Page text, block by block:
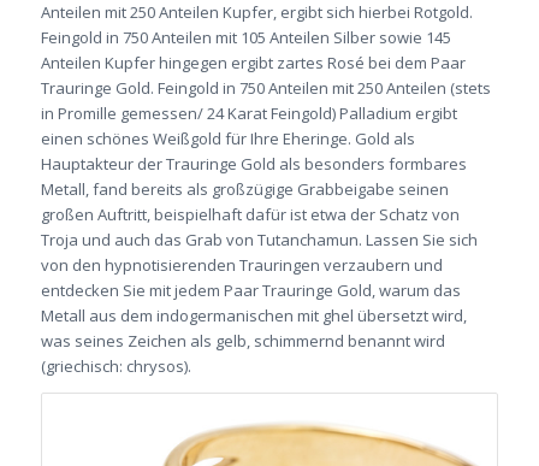
Anteilen mit 250 Anteilen Kupfer, ergibt sich hierbei Rotgold.
Feingold in 750 Anteilen mit 105 Anteilen Silber sowie 145
Anteilen Kupfer hingegen ergibt zartes Rosé bei dem Paar
Trauringe Gold. Feingold in 750 Anteilen mit 250 Anteilen (stets
in Promille gemessen/ 24 Karat Feingold) Palladium ergibt
einen schönes Weißgold für Ihre Eheringe. Gold als
Hauptakteur der Trauringe Gold als besonders formbares
Metall, fand bereits als großzügige Grabbeigabe seinen
großen Auftritt, beispielhaft dafür ist etwa der Schatz von
Troja und auch das Grab von Tutanchamun. Lassen Sie sich
von den hypnotisierenden Trauringen verzaubern und
entdecken Sie mit jedem Paar Trauringe Gold, warum das
Metall aus dem indogermanischen mit ghel übersetzt wird,
was seines Zeichen als gelb, schimmernd benannt wird
(griechisch: chrysos).